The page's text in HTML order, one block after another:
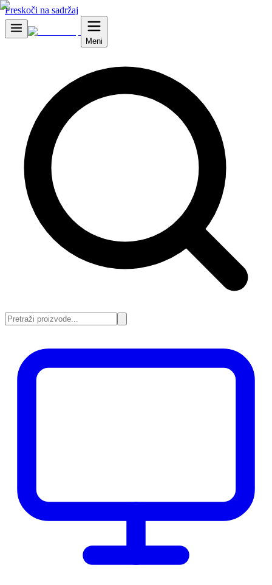
Preskoči na sadržaj
Meni